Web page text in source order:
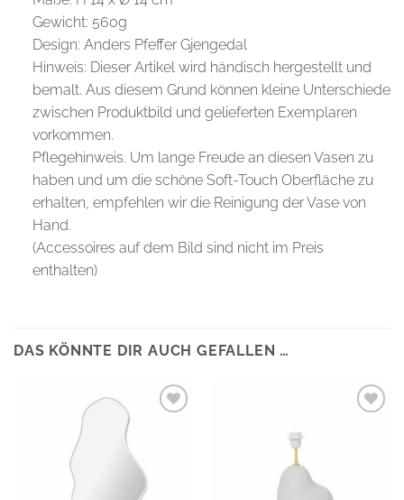
Gewicht: 560g
Design: Anders Pfeffer Gjengedal
Hinweis: Dieser Artikel wird händisch hergestellt und
bemalt. Aus diesem Grund können kleine Unterschiede
zwischen Produktbild und gelieferten Exemplaren
vorkommen.
Pflegehinweis. Um lange Freude an diesen Vasen zu
haben und um die schöne Soft-Touch Oberfläche zu
erhalten, empfehlen wir die Reinigung der Vase von
Hand.
(Accessoires auf dem Bild sind nicht im Preis
enthalten)
DAS KÖNNTE DIR AUCH GEFALLEN …